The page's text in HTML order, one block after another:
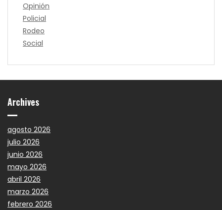
Opinión
Policial
Rodeo
Social
Archives
agosto 2026
julio 2026
junio 2026
mayo 2026
abril 2026
marzo 2026
febrero 2026